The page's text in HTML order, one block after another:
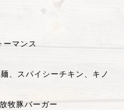
ーマンス
、スパイシーチキン、キノ
牧豚バーガー